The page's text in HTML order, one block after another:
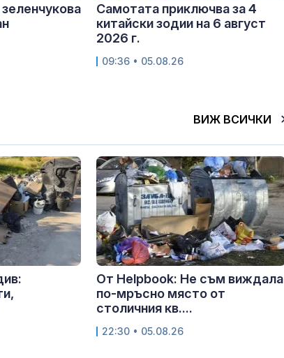
Самотата приключва за 4
китайски зодии на 6 август
2026 г.
09:36 • 05.08.26
ВИЖ ВСИЧКИ
От Helpbook: Не съм виждала
по-мръсно място от
столичния кв....
22:30 • 05.08.26